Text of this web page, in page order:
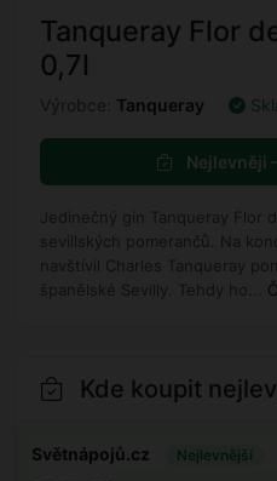
Tanqueray Flor
0,7l
Výrobce: Tanqueray
Nejlevněji
Jedinečný gin Tanqueray Flor
sevillských pomerančů. Na
navštívil Charles Tanqueray
španělské Sevilly. Tehdy ho...
Kde koupit
Světnápojů.cz Nejlevnější